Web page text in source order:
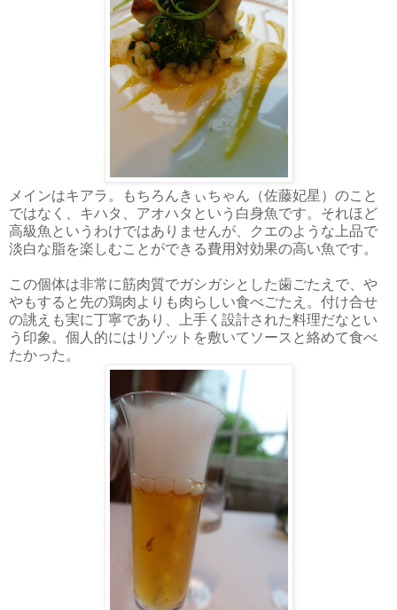
メインはキアラ。もちろんきぃちゃん（佐藤妃星）のこと
ではなく、キハタ、アオハタという白身魚です。それほど
高級魚というわけではありませんが、クエのような上品で
淡白な脂を楽しむことができる費用対効果の高い魚です。
この個体は非常に筋肉質でガシガシとした歯ごたえで、や
やもすると先の鶏肉よりも肉らしい食べごたえ。付け合せ
の誂えも実に丁寧であり、上手く設計された料理だなとい
う印象。個人的にはリゾットを敷いてソースと絡めて食べ
たかった。